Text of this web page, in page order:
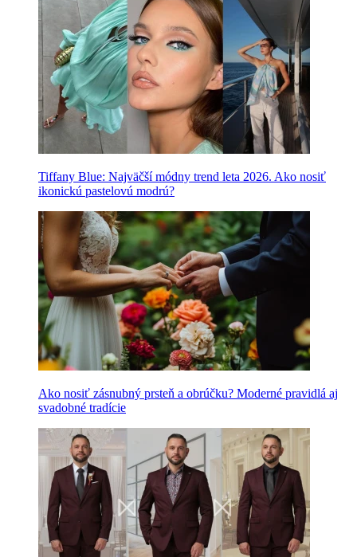
Tiffany Blue: Najväčší módny trend leta 2026. Ako nosiť
ikonickú pastelovú modrú?
Ako nosiť zásnubný prsteň a obrúčku? Moderné pravidlá aj
svadobné tradície